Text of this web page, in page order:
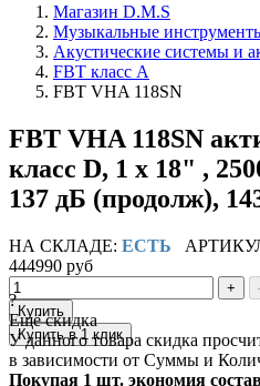
Магазин D.M.S
Музыкальные
Акустические системы и
FBT класс А
FBT VHA 118SN
FBT VHA 118SN
класс D, 1 х 18" ,
137 дБ (продолж),
НА СКЛАДЕ: ЕСТЬ
444990 руб
+
Купить
Купить в 1 клик
?
Ещё скидка
У данного товара скидка
в зависимости от Суммы и
Покупая 1 шт. экономия